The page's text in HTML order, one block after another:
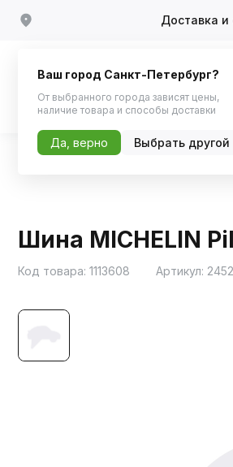
Доставка и
Шина MICHELIN
Код товара: 1113608 Артикул:
Ваш город Санкт-Петербург?
От выбранного города зависят цены,
наличие товара и способы доставки
Да, верно Выбрать другой